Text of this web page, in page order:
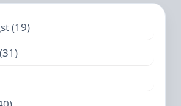
(19)